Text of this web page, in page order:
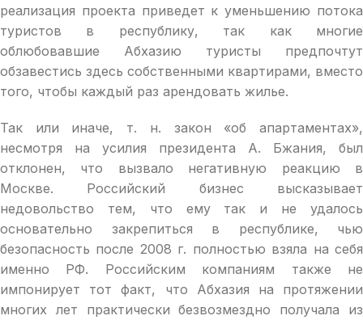
реализация проекта приведет к уменьшению потока
туристов в республику, так как многие
облюбовавшие Абхазию туристы предпочтут
обзавестись здесь собственными квартирами, вместо
того, чтобы каждый раз арендовать жилье.
Так или иначе, т. н. закон «об апартаментах»,
несмотря на усилия президента А. Бжания, был
отклонен, что вызвало негативную реакцию в
Москве. Российский бизнес высказывает
недовольство тем, что ему так и не удалось
основательно закрепиться в республике, чью
безопасность после 2008 г. полностью взяла на себя
именно РФ. Российским компаниям также не
импонирует тот факт, что Абхазия на протяжении
многих лет практически безвозмездно получала из